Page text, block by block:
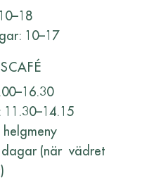
10–17
dagar (när vädret